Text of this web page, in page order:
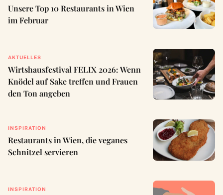
Unsere Top 10 Restaurants in Wien
im Februar
AKTUELLES
Wirtshausfestival FELIX 2026: Wenn
Knödel auf Sake treffen und Frauen
den Ton angeben
INSPIRATION
Restaurants in Wien, die veganes
Schnitzel servieren
INSPIRATION